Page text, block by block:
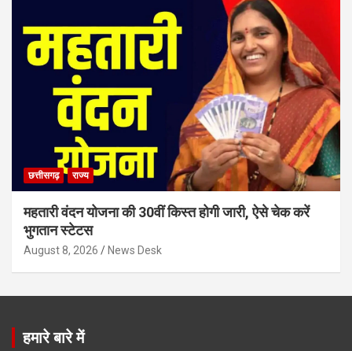
छत्तीसगढ़ राज्य
महतारी वंदन योजना की 30वीं किस्त होगी जारी, ऐसे चेक करें
भुगतान स्टेटस
August 8, 2026 News Desk
हमारे बारे में